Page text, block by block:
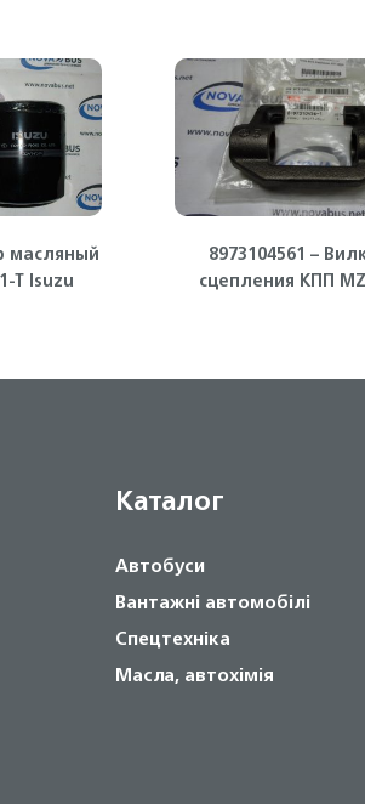
масляный
T Isuzu
8973104561 –
сцепления КПП
Каталог
Автобуси
Вантажні автомобілі
Спецтехніка
Масла, автохімія